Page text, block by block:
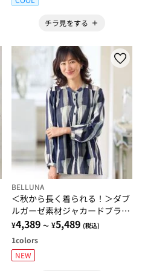
チラ見をする
BELLUNA
＜秋から長く着られる！＞ダブ
ルガーゼ素材ジャカードブラウ
ス
¥4,389 ～ ¥5,489 (税込)
1colors
NEW